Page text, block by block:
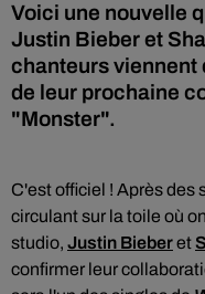
Voici une nouvelle
Justin Bieber et
chanteurs viennent
de leur prochaine
"Monster".
C'est officiel ! Après des
circulant sur la toile où
studio, Justin Bieberet
confirmer leur